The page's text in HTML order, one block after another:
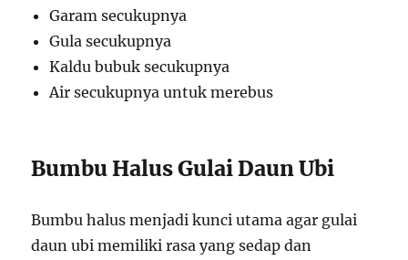
Garam secukupnya
Gula secukupnya
Kaldu bubuk secukupnya
Air secukupnya untuk merebus
Bumbu Halus Gulai Daun Ubi
Bumbu halus menjadi kunci utama agar gulai
daun ubi memiliki rasa yang sedap dan